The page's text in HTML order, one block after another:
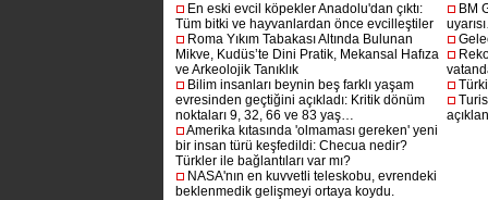
En eski evcil köpekler Anadolu'dan çıktı:
Tüm bitki ve hayvanlardan önce evcilleştiler
Roma Yıkım Tabakası Altında Bulunan
Mikve, Kudüs’te Dini Pratik, Mekansal Hafıza
ve Arkeolojik Tanıklık
Bilim insanları beynin beş farklı yaşam
evresinden geçtiğini açıkladı: Kritik dönüm
noktaları 9, 32, 66 ve 83 yaş…
Amerika kıtasında 'olmaması gereken' yeni
bir insan türü keşfedildi: Checua nedir?
Türkler ile bağlantıları var mı?
NASA'nın en kuvvetli teleskobu, evrendeki
beklenmedik gelişmeyi ortaya koydu.
BM